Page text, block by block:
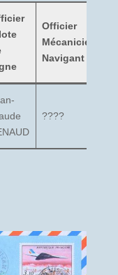
Officier
Mécanicien
Navigant
????